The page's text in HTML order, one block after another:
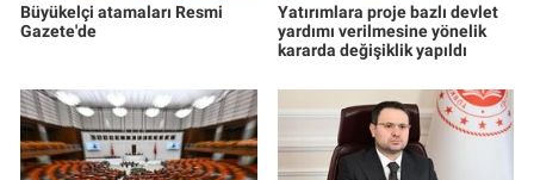
Büyükelçi atamaları Resmi
Gazete'de
Yatırımlara proje bazlı devlet
yardımı verilmesine yönelik
kararda değişiklik yapıldı